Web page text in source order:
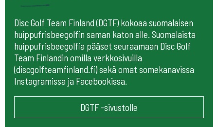
Disc Golf Team Finland (DGTF) kokoaa suomalaisen
huippufrisbeegolfin saman katon alle. Suomalaista
huippufrisbeegolfia pääset seuraamaan Disc Golf
Team Finlandin omilla verkkosivuilla
(discgolfteamfinland.fi) sekä omat somekanavissa
Instagramissa ja Facebookissa.
DGTF -sivustolle